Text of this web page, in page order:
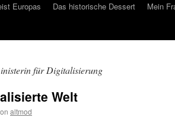
Europas Das historische Dessert Mein
für Digitalisierung
Welt
altmod